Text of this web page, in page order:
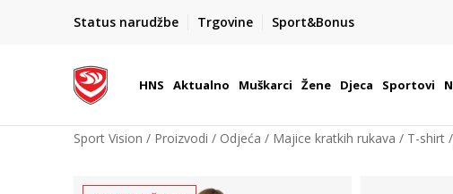
Status narudžbe Trgovine Sport&Bonus
BOX NOW
Dostava 1,50 €
| Više od 800 paketomata u Hrvatskoj
HNS Aktualno Muškarci Žene Djeca Sportovi
Sport Vision Proizvodi Odjeća Majice kratkih rukava T-shirt